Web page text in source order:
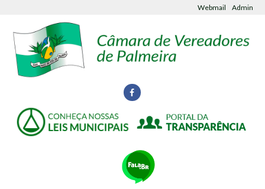
Webmail Admin